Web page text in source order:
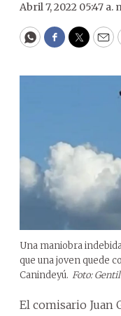
Abril 7, 2022 05:47 a.
WhatsApp
Facebook
Una maniobra
que una joven quede
Canindeyú. Foto:
El comisario Juan